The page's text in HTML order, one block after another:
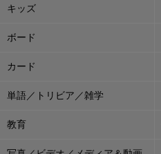
キッズ
ボード
カード
単語／トリビア／雑学
教育